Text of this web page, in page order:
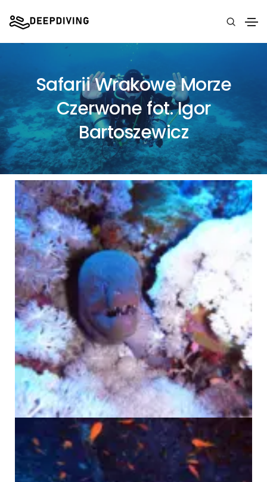
Safarii Wrakowe Morze
Czerwone fot. Igor
Bartoszewicz